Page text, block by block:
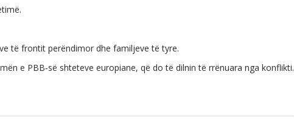
të frontit perëndimor dhe familjeve të tyre.
e PBB-së shteteve europiane, që do të dilnin të rrënuara nga konflikti.